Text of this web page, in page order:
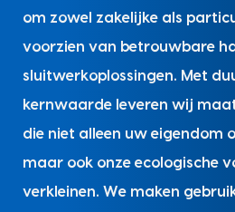
om zowel zakelijke als
voorzien van betrouwbare
sluitwerkoplossingen. Met
kernwaarde leveren wij
die niet alleen uw eigendom
maar ook onze ecologische
verkleinen. We maken